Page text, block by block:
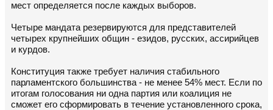
мест определяется после каждых выборов.
Четыре мандата резервируются для представителей
четырех крупнейших общин - езидов, русских, ассирийцев
и курдов.
Конституция также требует наличия стабильного
парламентского большинства - не менее 54% мест. Если по
итогам голосования ни одна партия или коалиция не
сможет его сформировать в течение установленного срока,